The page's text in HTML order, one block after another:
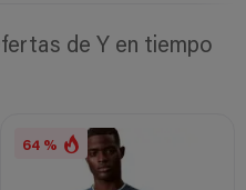
de Y en tiempo
64 %